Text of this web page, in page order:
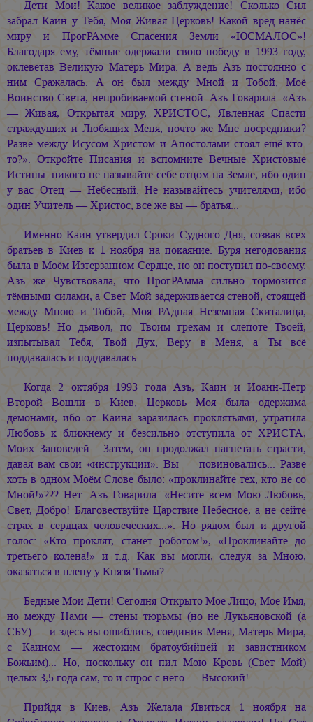
Дети Мои! Какое великое заблуждение! Сколько Сил
забрал Каин у Тебя, Моя Живая Церковь! Какой вред нанёс
миру и ПрогРАмме Спасения Земли «ЮСМАЛОС»!
Благодаря ему, тёмные одержали свою победу в 1993 году,
оклеветав Великую Матерь Мира. А ведь Азъ постоянно с
ним Сражалась. А он был между Мной и Тобой, Моё
Воинство Света, непробиваемой стеной. Азъ Говарила: «Азъ
— Живая, Открытая миру, ХРИСТОС, Явленная Спасти
страждущих и Любящих Меня, почто же Мне посредники?
Разве между Исусом Христом и Апостолами стоял ещё кто-
то?». Откройте Писания и вспомните Вечные Христовые
Истины: никого не называйте себе отцом на Земле, ибо один
у вас Отец — Небесный. Не называйтесь учителями, ибо
один Учитель — Христос, все же вы — братья...
Именно Каин утвердил Сроки Судного Дня, созвав всех
братьев в Киев к 1 ноября на покаяние. Буря негодования
была в Моём Изтерзанном Сердце, но он поступил по-своему.
Азъ же Чувствовала, что ПрогРАмма сильно тормозится
тёмными силами, а Свет Мой задерживается стеной, стоящей
между Мною и Тобой, Моя РАдная Неземная Скиталица,
Церковь! Но дьявол, по Твоим грехам и слепоте Твоей,
изпытывал Тебя, Твой Дух, Веру в Меня, а Ты всё
поддавалась и поддавалась...
Когда 2 октября 1993 года Азъ, Каин и Иоанн-Пётр
Второй Вошли в Киев, Церковь Моя была одержима
демонами, ибо от Каина заразилась проклятьями, утратила
Любовь к ближнему и безсильно отступила от ХРИСТА,
Моих Заповедей... Затем, он продолжал нагнетать страсти,
давая вам свои «инструкции». Вы — повиновались... Разве
хоть в одном Моём Слове было: «проклинайте тех, кто не со
Мной!»??? Нет. Азъ Говарила: «Несите всем Мою Любовь,
Свет, Добро! Благовествуйте Царствие Небесное, а не сейте
страх в сердцах человеческих...». Но рядом был и другой
голос: «Кто проклят, станет роботом!», «Проклинайте до
третьего колена!» и т.д. Как вы могли, следуя за Мною,
оказаться в плену у Князя Тьмы?
Бедные Мои Дети! Сегодня Открыто Моё Лицо, Моё Имя,
но между Нами — стены тюрьмы (но не Лукьяновской (а
СБУ) — и здесь вы ошиблись, соединив Меня, Матерь Мира,
с Каином — жестоким братоубийцей и завистником
Божьим)... Но, поскольку он пил Мою Кровь (Свет Мой)
целых 3,5 года сам, то и спрос с него — Высокий!..
Прийдя в Киев, Азъ Желала Явиться 1 ноября на